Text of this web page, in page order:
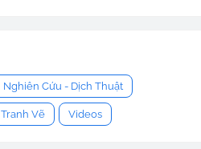
Nghiên Cứu - Dịch Thuật
Tranh Vẽ Videos